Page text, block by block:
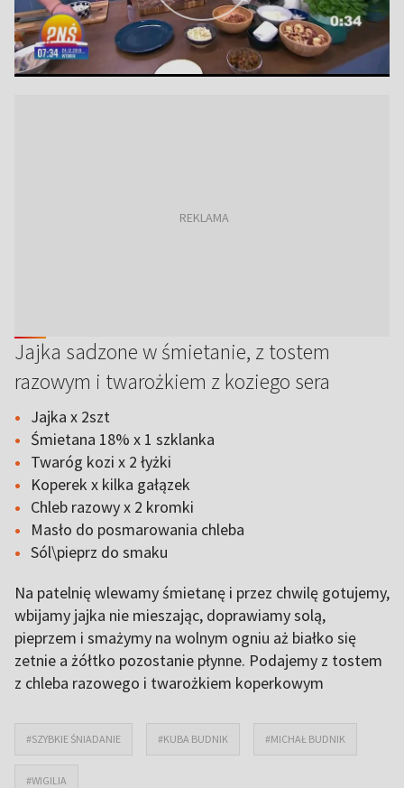
Jajka sadzone w śmietanie, z tostem
razowym i twarożkiem z koziego sera
Jajka x 2szt
Śmietana 18% x 1 szklanka
Twaróg kozi x 2 łyżki
Koperek x kilka gałązek
Chleb razowy x 2 kromki
Masło do posmarowania chleba
Sól\pieprz do smaku
Na patelnię wlewamy śmietanę i przez chwilę gotujemy,
wbijamy jajka nie mieszając, doprawiamy solą,
pieprzem i smażymy na wolnym ogniu aż białko się
zetnie a żółtko pozostanie płynne. Podajemy z tostem
z chleba razowego i twarożkiem koperkowym
#SZYBKIE ŚNIADANIE #KUBA BUDNIK #MICHAŁ BUDNIK
#WIGILIA